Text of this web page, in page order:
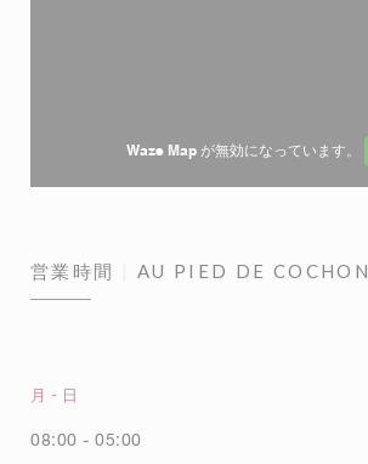
Waze Map が無効になっています。
営業時間 AU PIED DE COCHON
月 - 日
08:00 - 05:00